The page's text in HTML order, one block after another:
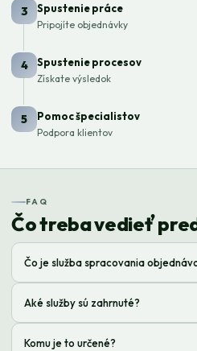
3 Spustenie práce
Pripojíte objednávky
4 Spustenie procesov
Získate výsledok
5 Pomoc špecialistov
Podpora klientov
FAQ
Čo treba vedieť
Čo je služba spracovania
Aké služby sú zahrnuté?
Komu je to určené?